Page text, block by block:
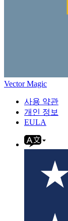
Vector Magic
사용 약관
개인 정보
EULA